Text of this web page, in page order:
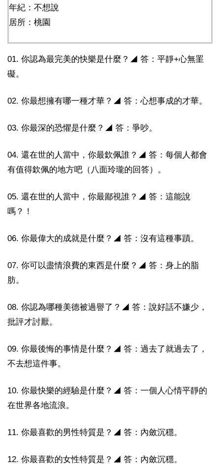
年紀：不想說
居所：桃園
01. 你認為最完美的快樂是什麼？◢ 答：平靜+心無罣
礙。
02. 你最想擁有哪一種才華？◢ 答：心想事成的才華。
03. 你最深的恐懼是什麼？◢ 答：爭吵。
04. 還在世的人當中，你最欽佩誰？◢ 答：每個人都會
有值得欽佩的地方吧（八面玲瓏的回答）。
05. 還在世的人當中，你最鄙視誰？◢ 答：這能說
嗎？！
06. 你最偉大的成就是什麼？◢ 答：沒有這種事蹟。
07. 你可以盡情浪費的東西是什麼？◢ 答：身上的脂
肪。
08. 你認為哪種美德被過譽了？◢ 答：說好話不嫌少，
批評才討厭。
09. 你最後悔的事情是什麼？◢ 答：過去了就過去了，
不去想這件事。
10. 你最快樂的經驗是什麼？◢ 答：一個人心情平靜的
在世界各地流浪。
11. 你最喜歡的男性特質是？◢ 答：內斂沉穩。
12. 你最喜歡的女性特質是？◢ 答：內斂沉穩。